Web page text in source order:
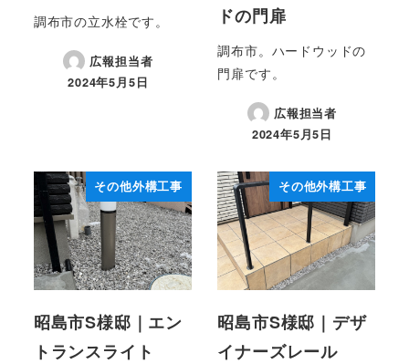
調布市の立水栓です。
広報担当者
投稿日
2024年5月5日
ドの門扉
調布市。ハードウッドの
門扉です。
広報担当者
投稿日
2024年5月5日
その他外構工事
昭島市S様邸｜エン
トランスライト
その他外構工事
昭島市S様邸｜デザ
イナーズレール